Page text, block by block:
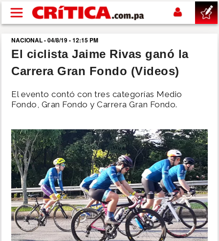
Pasar al contenido principal
buscar
SUCESOS
NACIONAL
SHOW
DEPORTES
MUNDO
INSÓLITAS
NACIONAL - 04/8/19 - 12:15 PM
El ciclista Jaime Rivas ganó la
Carrera Gran Fondo (Videos)
El evento contó con tres categorías Medio
Fondo, Gran Fondo y Carrera Gran Fondo.